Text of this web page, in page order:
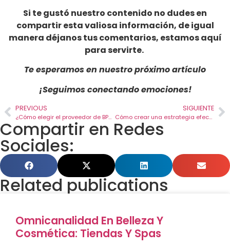
Si te gustó nuestro contenido no dudes en
compartir esta valiosa información, de igual
manera déjanos tus comentarios, estamos aquí
para servirte.
Te esperamos en nuestro próximo artículo
¡Seguimos conectando emociones!
PREVIOUS
¿Cómo elegir el proveedor de BPO adecuado para tu empresa?
SIGUIENTE
Cómo crear una estrategia efectiva de atención al cliente
Compartir en Redes
Sociales:
Related publications
Omnicanalidad En Belleza Y
Cosmética: Tiendas Y Spas